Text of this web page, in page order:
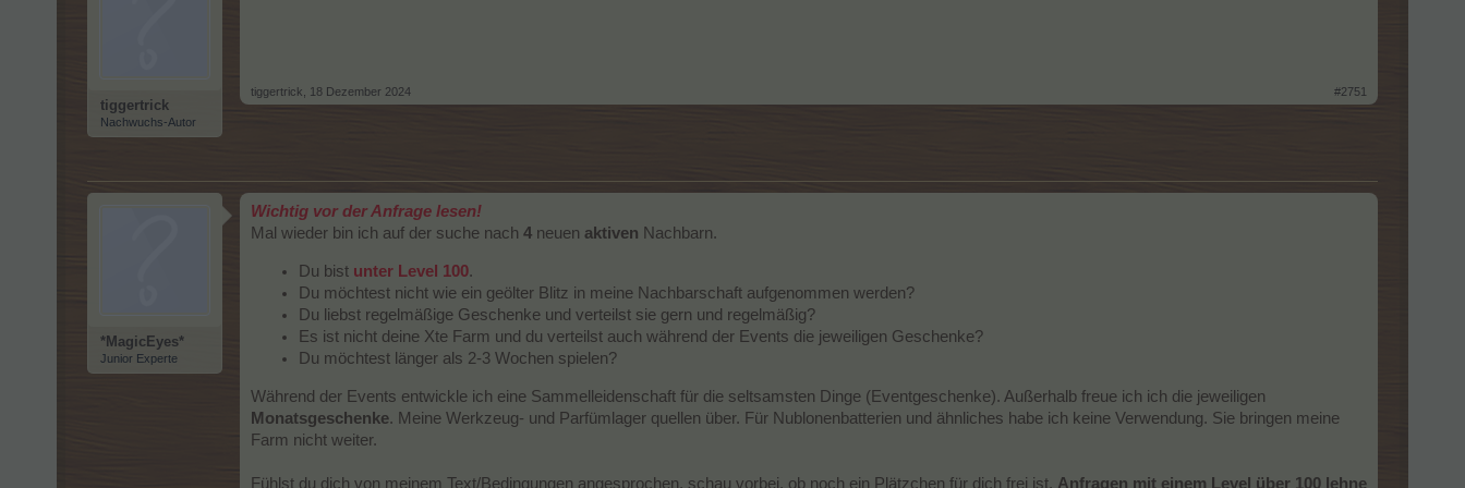
tiggertrick
Nachwuchs-Autor
tiggertrick 18 Dezember 2024 #2751
*MagicEyes*
Junior Experte
Wichtig vor der Anfrage lesen!
Mal wieder bin ich auf der suche nach 4 neuen aktiven Nachbarn.
Du bist unter Level 100.
Du möchtest nicht wie ein geölter Blitz in meine Nachbarschaft aufgenommen werden?
Du liebst regelmäßige Geschenke und verteilst sie gern und regelmäßig?
Es ist nicht deine Xte Farm und du verteilst auch während der Events die jeweiligen Geschenke?
Du möchtest länger als 2-3 Wochen spielen?
Während der Events entwickle ich eine Sammelleidenschaft für die seltsamsten Dinge (Eventgeschenke). Außerhalb freue ich ich die jeweiligen
Monatsgeschenke. Meine Werkzeug- und Parfümlager quellen über. Für Nublonenbatterien und ähnliches habe ich keine Verwendung. Sie bringen meine
Farm nicht weiter.
Fühlst du dich von meinem Text/Bedingungen angesprochen, schau vorbei, ob noch ein Plätzchen für dich frei ist. Anfragen mit einem Level über 100 lehne